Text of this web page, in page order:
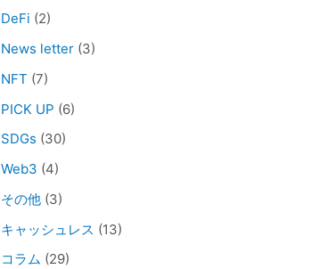
DeFi (2)
News letter (3)
NFT (7)
PICK UP (6)
SDGs (30)
Web3 (4)
その他 (3)
キャッシュレス (13)
コラム (29)